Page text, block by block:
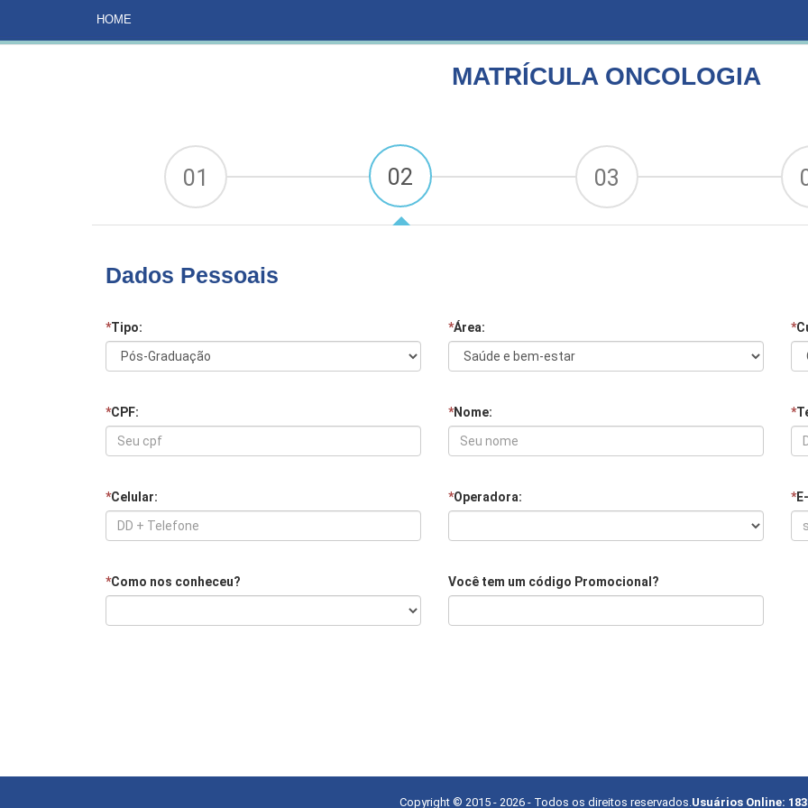
HOME
HOME
MATRÍCULA ONCOLOGIA
01 02 03
Dados Pessoais
*Tipo: *Área: *
*CPF: *Nome: *
*Celular: *Operadora: *
*Como nos conheceu? Você tem um código Promocional?
Copyright © 2015 - 2026- Todos os direitos reservados.Usuários Online: